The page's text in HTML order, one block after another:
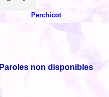
Perchicot
Paroles non disponibles